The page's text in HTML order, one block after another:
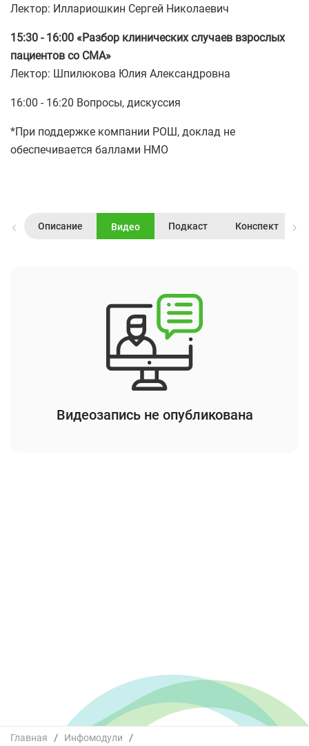
Лектор: Иллариошкин Сергей Николаевич
15:30 - 16:00 «Разбор клинических случаев взрослых
пациентов со СМА»
Лектор: Шпилюкова Юлия Александровна
16:00 - 16:20 Вопросы, дискуссия
*При поддержке компании РОШ, доклад не
обеспечивается баллами НМО
Описание Видео Подкаст Конспект
Видеозапись не опубликована
Главная / Инфомодули
/